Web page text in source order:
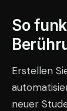
So
Erstellen
neuer